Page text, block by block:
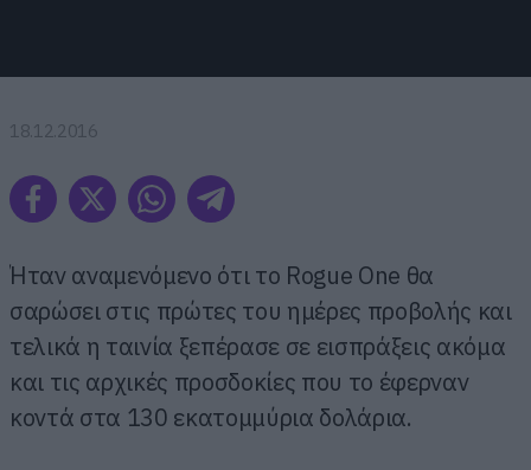
18.12.2016
Ήταν αναμενόμενο ότι το Rogue One θα
σαρώσει στις πρώτες του ημέρες προβολής και
τελικά η ταινία ξεπέρασε σε εισπράξεις ακόμα
και τις αρχικές προσδοκίες που το έφερναν
κοντά στα 130 εκατομμύρια δολάρια.